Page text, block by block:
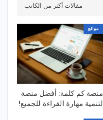
مقالات أكثر من الكاتب
مواقع
منصة كم كلمة: أفضل منصة
لتنمية مهارة القراءة للجميع!